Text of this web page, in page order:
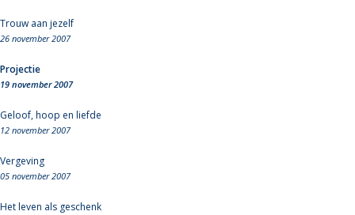
Trouw aan jezelf
26 november 2007
Projectie
19 november 2007
Geloof, hoop en liefde
12 november 2007
Vergeving
05 november 2007
Het leven als geschenk